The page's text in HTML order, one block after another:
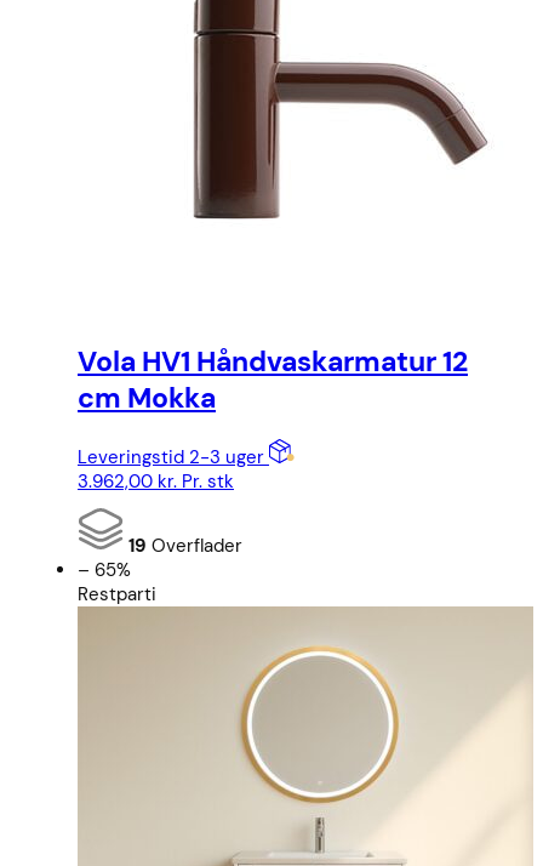
Vola HV1 Håndvaskarmatur 12
cm Mokka
Leveringstid 2-3 uger
3.962,00 kr. Pr. stk
19 Overflader
– 65%
Restparti